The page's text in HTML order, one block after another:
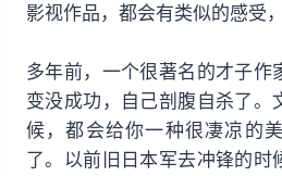
影视作品，都会有类似的感受，
多年前，一个很著名的才子作
变没成功，自己剖腹自杀了。
候，都会给你一种很凄凉的
了。以前旧日本军去冲锋的时